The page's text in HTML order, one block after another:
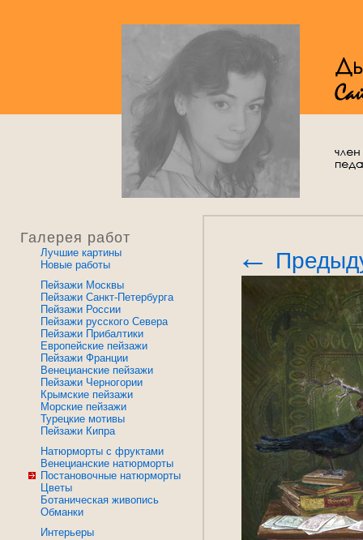
Галерея работ
Лучшие картины
Новые работы
Пейзажи Москвы
Пейзажи Санкт-Петербурга
Пейзажи России
Пейзажи русского Севера
Пейзажи Прибалтики
Европейские пейзажи
Пейзажи Франции
Венецианские пейзажи
Пейзажи Черногории
Крымские пейзажи
Морские пейзажи
Турецкие мотивы
Пейзажи Кипра
Натюрморты с фруктами
Венецианские натюрморты
Постановочные натюрморты
Цветы
Ботаническая живопись
Обманки
Интерьеры
←